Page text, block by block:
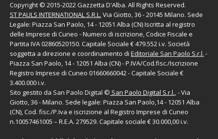
Copyright © 2015-2022 Gazzetta D'Alba. All Rights Reserved.
ST PAULS INTERNATIONAL S.R.L. Via Giotto, 36 - 20145 Milano. Sede
Legale: Piazza San Paolo, 14 - 12051 Alba (CN) Iscritta al registro
delle Imprese di Cuneo - Numero di iscrizione, Codice Fiscale e
Partita IVA 02860520150. Capitale Sociale € 479.552 i.v. Società
soggetta a direzione e coordinamento di Editoriale San Paolo S.r.l. -
Piazza San Paolo, 14 - 12051 Alba (CN) - P.IVA/Cod.fisc./Iscrizione
Registro Imprese di Cuneo 01660660042 - Capitale Sociale €
3.400.000 i.v.
Sito gestito da San Paolo Digital © San Paolo Digital S.r.l., - Via
Giotto, 36 - Milano. Sede legale: Piazza San Paolo,14 - 12051 Alba
(CN), Cod. fisc./P.Iva e iscrizione al Registro Imprese di Cuneo
n.10057461005 – R.E.A. 279529. Capitale sociale € 30.000,00 i.v.